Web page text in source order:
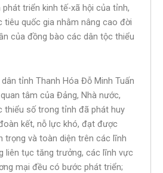
triển kinh tế-xã hội của tỉnh,
quốc gia nhằm nâng cao đời
của đồng bào các dân tộc thiểu
tỉnh Thanh Hóa Đỗ Minh Tuấn
tâm của Đảng, Nhà nước,
thiểu số trong tỉnh đã phát huy
kết, nỗ lực khó, đạt được
trọng và toàn diện trên các lĩnh
liên tục tăng trưởng, các lĩnh vực
mại đều có bước phát triển;